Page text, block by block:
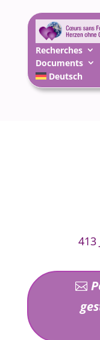
Recherches
Documents
Deutsch
413